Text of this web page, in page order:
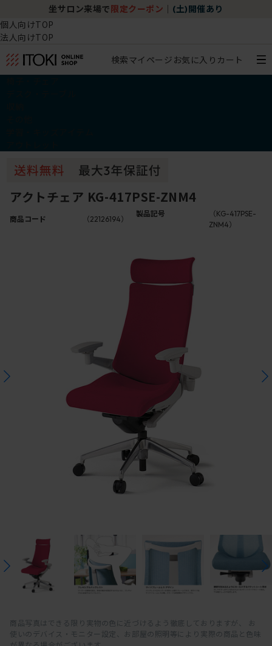
坐サロン来場で 限定クーポン (土)開催あり
個人向けTOP
法人向けTOP
検索マイページ お気に入り カート
アクトチェア KG-417PSE-ZNM4
商品コード （22126194）
製品記号
（KG-417PSE-
ZNM4）
商品写真はできる限り実物の色に近づけるよう徹底しておりますが、 お
使いのデバイス・モニター設定、お部屋の照明等により実際の商品と色味